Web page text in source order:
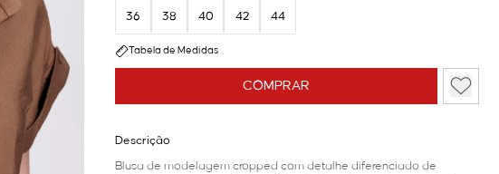
COMPRAR
36 38 40 42 44
Tabela de Medidas
Descrição
Blusa de modelagem cropped com detalhe diferenciado de